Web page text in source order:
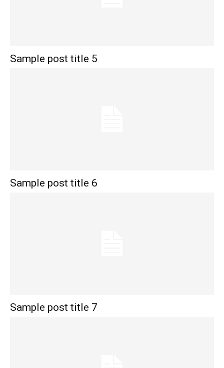
Sample post title 5
Sample post title 6
Sample post title 7